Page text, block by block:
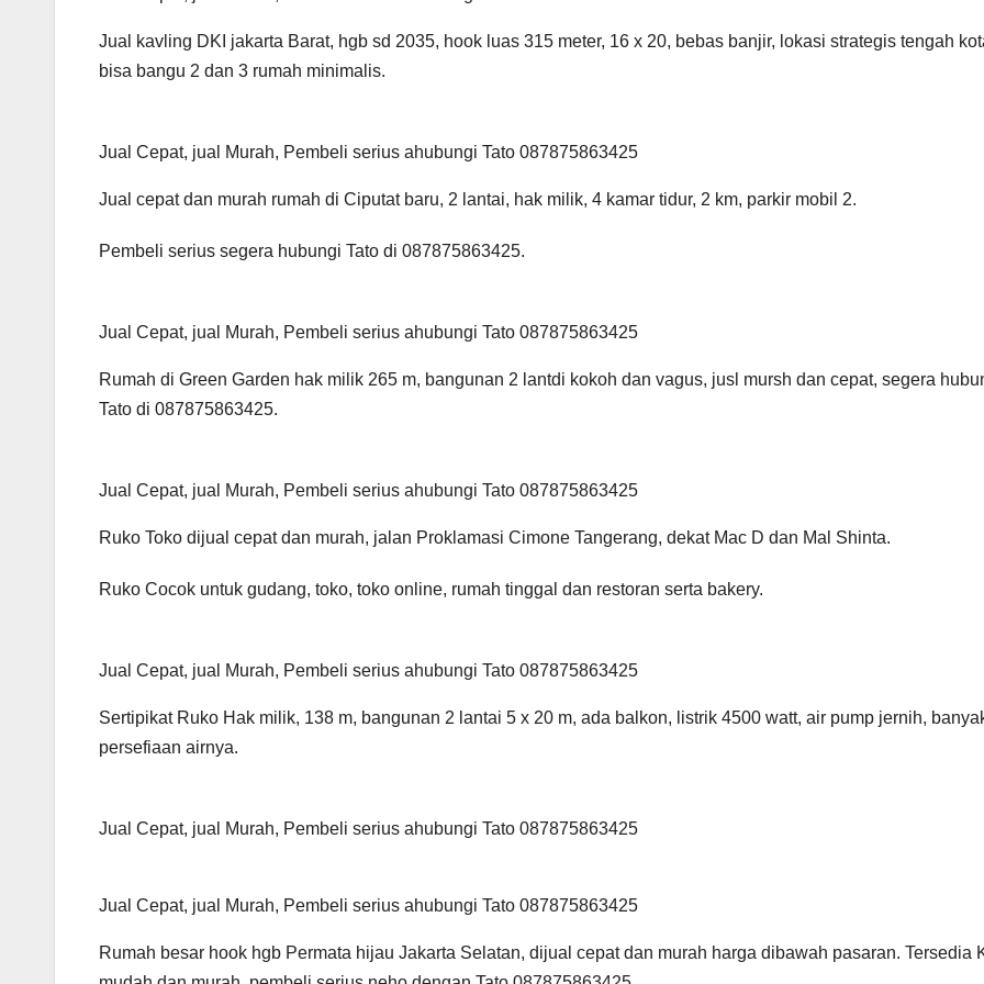
Jual kavling DKI jakarta Barat, hgb sd 2035, hook luas 315 meter, 16 x 20, bebas banjir, lokasi strategis tengah
bisa bangu 2 dan 3 rumah minimalis.
Jual Cepat, jual Murah, Pembeli serius ahubungi Tato 087875863425
Jual cepat dan murah rumah di Ciputat baru, 2 lantai, hak milik, 4 kamar tidur, 2 km, parkir mobil 2.
Pembeli serius segera hubungi Tato di 087875863425.
Jual Cepat, jual Murah, Pembeli serius ahubungi Tato 087875863425
Rumah di Green Garden hak milik 265 m, bangunan 2 lantdi kokoh dan vagus, jusl mursh dan cepat, segera
Tato di 087875863425.
Jual Cepat, jual Murah, Pembeli serius ahubungi Tato 087875863425
Ruko Toko dijual cepat dan murah, jalan Proklamasi Cimone Tangerang, dekat Mac D dan Mal Shinta.
Ruko Cocok untuk gudang, toko, toko online, rumah tinggal dan restoran serta bakery.
Jual Cepat, jual Murah, Pembeli serius ahubungi Tato 087875863425
Sertipikat Ruko Hak milik, 138 m, bangunan 2 lantai 5 x 20 m, ada balkon, listrik 4500 watt, air pump jernih,
persefiaan airnya.
Jual Cepat, jual Murah, Pembeli serius ahubungi Tato 087875863425
Jual Cepat, jual Murah, Pembeli serius ahubungi Tato 087875863425
Rumah besar hook hgb Permata hijau Jakarta Selatan, dijual cepat dan murah harga dibawah pasaran. Tersedia